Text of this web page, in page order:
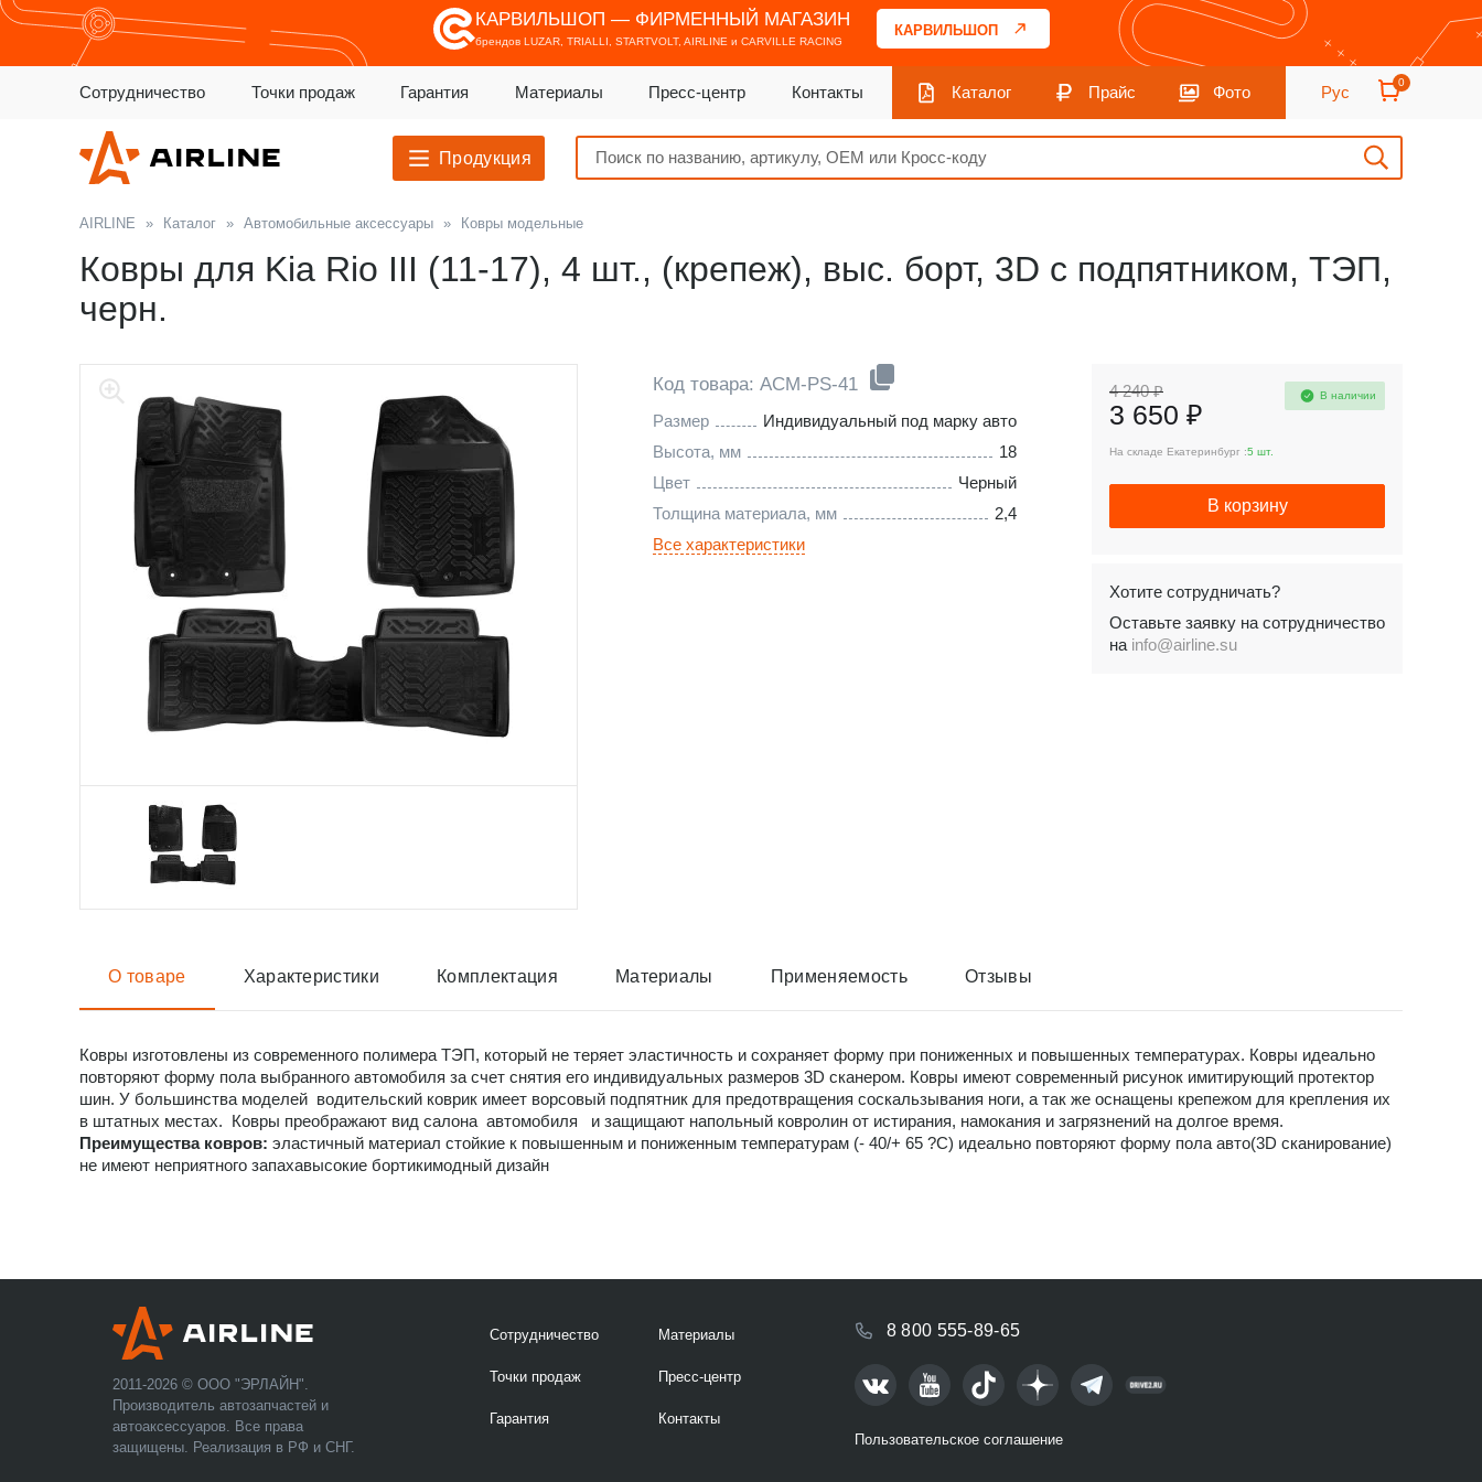
КАРВИЛЬШОП — ФИРМЕННЫЙ МАГАЗИН
брендов LUZAR, TRIALLI, STARTVOLT, AIRLINE и CARVILLE RACING
КАРВИЛЬШОП
Сотрудничество Точки продаж Гарантия Материалы Пресс-центр Контакты Каталог Прайс Фото Рус
0
Продукция
AIRLINE » Каталог » Автомобильные аксессуары » Ковры модельные
Ковры для Kia Rio III (11-17), 4 шт., (крепеж), выс. борт, 3D с подпятником, ТЭП,
черн.
Код товара: ACM-PS-41
Размер
Индивидуальный под марку авто
Высота, мм
18
Цвет
Черный
Толщина материала, мм
2,4
Все характеристики
4 240 ₽
3 650 ₽
В наличии
На складе Екатеринбург :5 шт.
В корзину
Хотите сотрудничать?
Оставьте заявку на сотрудничество
на info@airline.su
О товаре Характеристики Комплектация Материалы Применяемость Отзывы
Ковры изготовлены из современного полимера ТЭП, который не теряет эластичность и сохраняет форму при пониженных и повышенных температурах. Ковры идеально
повторяют форму пола выбранного автомобиля за счет снятия его индивидуальных размеров 3D сканером. Ковры имеют современный рисунок имитирующий протектор
шин. У большинства моделей водительский коврик имеет ворсовый подпятник для предотвращения соскальзывания ноги, а так же оснащены крепежом для крепления их
в штатных местах. Ковры преображают вид салона автомобиля и защищают напольный ковролин от истирания, намокания и загрязнений на долгое время.
Преимущества ковров: эластичный материал стойкие к повышенным и пониженным температурам (- 40/+ 65 ?С) идеально повторяют форму пола авто(3D сканирование)
не имеют неприятного запахавысокие бортикимодный дизайн
2011-2026 © ООО "ЭРЛАЙН".
Производитель автозапчастей и
автоаксессуаров. Все права
защищены. Реализация в РФ и СНГ.
Сотрудничество
Точки продаж
Гарантия
Материалы
Пресс-центр
Контакты
8 800 555-89-65
Пользовательское соглашение